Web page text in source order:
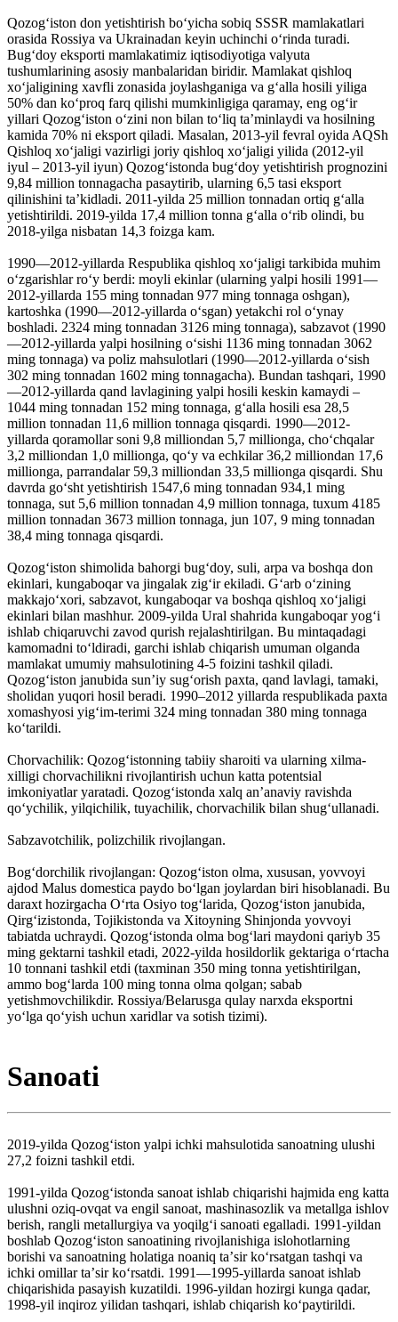
Qozogʻiston don yetishtirish boʻyicha sobiq SSSR mamlakatlari
orasida Rossiya va Ukrainadan keyin uchinchi oʻrinda turadi.
Bugʻdoy eksporti mamlakatimiz iqtisodiyotiga valyuta
tushumlarining asosiy manbalaridan biridir. Mamlakat qishloq
xoʻjaligining xavfli zonasida joylashganiga va gʻalla hosili yiliga
50% dan koʻproq farq qilishi mumkinligiga qaramay, eng ogʻir
yillari Qozogʻiston oʻzini non bilan toʻliq taʼminlaydi va hosilning
kamida 70% ni eksport qiladi. Masalan, 2013-yil fevral oyida AQSh
Qishloq xoʻjaligi vazirligi joriy qishloq xoʻjaligi yilida (2012-yil
iyul – 2013-yil iyun) Qozogʻistonda bugʻdoy yetishtirish prognozini
9,84 million tonnagacha pasaytirib, ularning 6,5 tasi eksport
qilinishini taʼkidladi. 2011-yilda 25 million tonnadan ortiq gʻalla
yetishtirildi. 2019-yilda 17,4 million tonna gʻalla oʻrib olindi, bu
2018-yilga nisbatan 14,3 foizga kam.
1990—2012-yillarda Respublika qishloq xoʻjaligi tarkibida muhim
oʻzgarishlar roʻy berdi: moyli ekinlar (ularning yalpi hosili 1991—
2012-yillarda 155 ming tonnadan 977 ming tonnaga oshgan),
kartoshka (1990—2012-yillarda oʻsgan) yetakchi rol oʻynay
boshladi. 2324 ming tonnadan 3126 ming tonnaga), sabzavot (1990
—2012-yillarda yalpi hosilning oʻsishi 1136 ming tonnadan 3062
ming tonnaga) va poliz mahsulotlari (1990—2012-yillarda oʻsish
302 ming tonnadan 1602 ming tonnagacha). Bundan tashqari, 1990
—2012-yillarda qand lavlagining yalpi hosili keskin kamaydi –
1044 ming tonnadan 152 ming tonnaga, gʻalla hosili esa 28,5
million tonnadan 11,6 million tonnaga qisqardi. 1990—2012-
yillarda qoramollar soni 9,8 milliondan 5,7 millionga, choʻchqalar
3,2 milliondan 1,0 millionga, qoʻy va echkilar 36,2 milliondan 17,6
millionga, parrandalar 59,3 milliondan 33,5 millionga qisqardi. Shu
davrda goʻsht yetishtirish 1547,6 ming tonnadan 934,1 ming
tonnaga, sut 5,6 million tonnadan 4,9 million tonnaga, tuxum 4185
million tonnadan 3673 million tonnaga, jun 107, 9 ming tonnadan
38,4 ming tonnaga qisqardi.
Qozogʻiston shimolida bahorgi bugʻdoy, suli, arpa va boshqa don
ekinlari, kungaboqar va jingalak zigʻir ekiladi. Gʻarb oʻzining
makkajoʻxori, sabzavot, kungaboqar va boshqa qishloq xoʻjaligi
ekinlari bilan mashhur. 2009-yilda Ural shahrida kungaboqar yogʻi
ishlab chiqaruvchi zavod qurish rejalashtirilgan. Bu mintaqadagi
kamomadni toʻldiradi, garchi ishlab chiqarish umuman olganda
mamlakat umumiy mahsulotining 4-5 foizini tashkil qiladi.
Qozogʻiston janubida sunʼiy sugʻorish paxta, qand lavlagi, tamaki,
sholidan yuqori hosil beradi. 1990–2012 yillarda respublikada paxta
xomashyosi yigʻim-terimi 324 ming tonnadan 380 ming tonnaga
koʻtarildi.
Chorvachilik: Qozogʻistonning tabiiy sharoiti va ularning xilma-
xilligi chorvachilikni rivojlantirish uchun katta potentsial
imkoniyatlar yaratadi. Qozogʻistonda xalq anʼanaviy ravishda
qoʻychilik, yilqichilik, tuyachilik, chorvachilik bilan shugʻullanadi.
Sabzavotchilik, polizchilik rivojlangan.
Bogʻdorchilik rivojlangan: Qozogʻiston olma, xususan, yovvoyi
ajdod Malus domestica paydo boʻlgan joylardan biri hisoblanadi. Bu
daraxt hozirgacha Oʻrta Osiyo togʻlarida, Qozogʻiston janubida,
Qirgʻizistonda, Tojikistonda va Xitoyning Shinjonda yovvoyi
tabiatda uchraydi. Qozogʻistonda olma bogʻlari maydoni qariyb 35
ming gektarni tashkil etadi, 2022-yilda hosildorlik gektariga oʻrtacha
10 tonnani tashkil etdi (taxminan 350 ming tonna yetishtirilgan,
ammo bogʻlarda 100 ming tonna olma qolgan; sabab
yetishmovchilikdir. Rossiya/Belarusga qulay narxda eksportni
yoʻlga qoʻyish uchun xaridlar va sotish tizimi).
Sanoati
2019-yilda Qozogʻiston yalpi ichki mahsulotida sanoatning ulushi
27,2 foizni tashkil etdi.
1991-yilda Qozogʻistonda sanoat ishlab chiqarishi hajmida eng katta
ulushni oziq-ovqat va engil sanoat, mashinasozlik va metallga ishlov
berish, rangli metallurgiya va yoqilgʻi sanoati egalladi. 1991-yildan
boshlab Qozogʻiston sanoatining rivojlanishiga islohotlarning
borishi va sanoatning holatiga noaniq taʼsir koʻrsatgan tashqi va
ichki omillar taʼsir koʻrsatdi. 1991—1995-yillarda sanoat ishlab
chiqarishida pasayish kuzatildi. 1996-yildan hozirgi kunga qadar,
1998-yil inqiroz yilidan tashqari, ishlab chiqarish koʻpaytirildi.